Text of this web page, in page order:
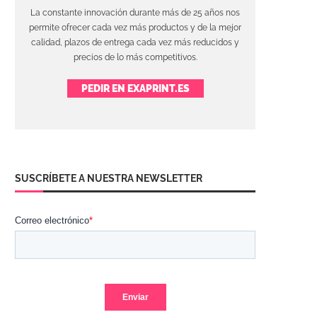
La constante innovación durante más de 25 años nos
permite ofrecer cada vez más productos y de la mejor
calidad, plazos de entrega cada vez más reducidos y
precios de lo más competitivos.
PEDIR EN EXAPRINT.ES
SUSCRÍBETE A NUESTRA NEWSLETTER